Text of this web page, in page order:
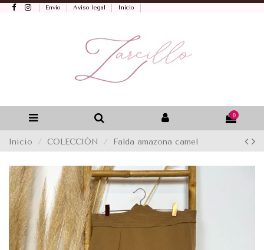
Envío Aviso legal Inicio
0
Inicio COLECCIÓN Falda amazona camel